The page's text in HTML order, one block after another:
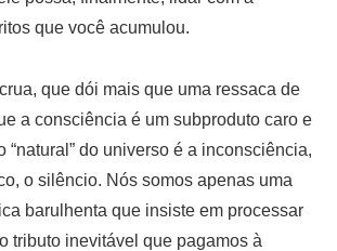
que você acumulou.
que dói mais que uma ressaca de
a consciência é um subproduto caro e
“natural” do universo é a inconsciência,
o silêncio. Nós somos apenas uma
barulhenta que insiste em processar
tributo inevitável que pagamos à